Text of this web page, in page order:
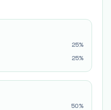
25%
25%
50%